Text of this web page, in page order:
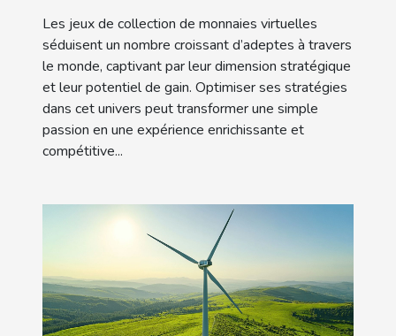
Les jeux de collection de monnaies virtuelles
séduisent un nombre croissant d’adeptes à travers
le monde, captivant par leur dimension stratégique
et leur potentiel de gain. Optimiser ses stratégies
dans cet univers peut transformer une simple
passion en une expérience enrichissante et
compétitive...